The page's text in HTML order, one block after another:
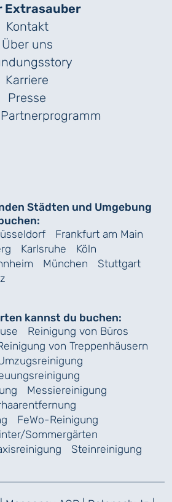
Extrasauber
Kontakt
Über uns
Karriere
Presse
Städten und Umgebung
Frankfurt am Main
Karlsruhe
Köln
München
Stuttgart
kannst du buchen:
Reinigung von Büros
von Treppenhäusern
Messiereinigung
FeWo-Reinigung
Sommergärten
Steinreinigung